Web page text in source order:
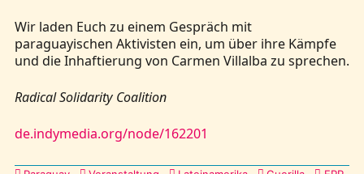
Wir laden Euch zu einem Gespräch mit
paraguayischen Aktivisten ein, um über ihre Kämpfe
und die Inhaftierung von Carmen Villalba zu sprechen.
Radical Solidarity Coalition
de.indymedia.org/node/162201